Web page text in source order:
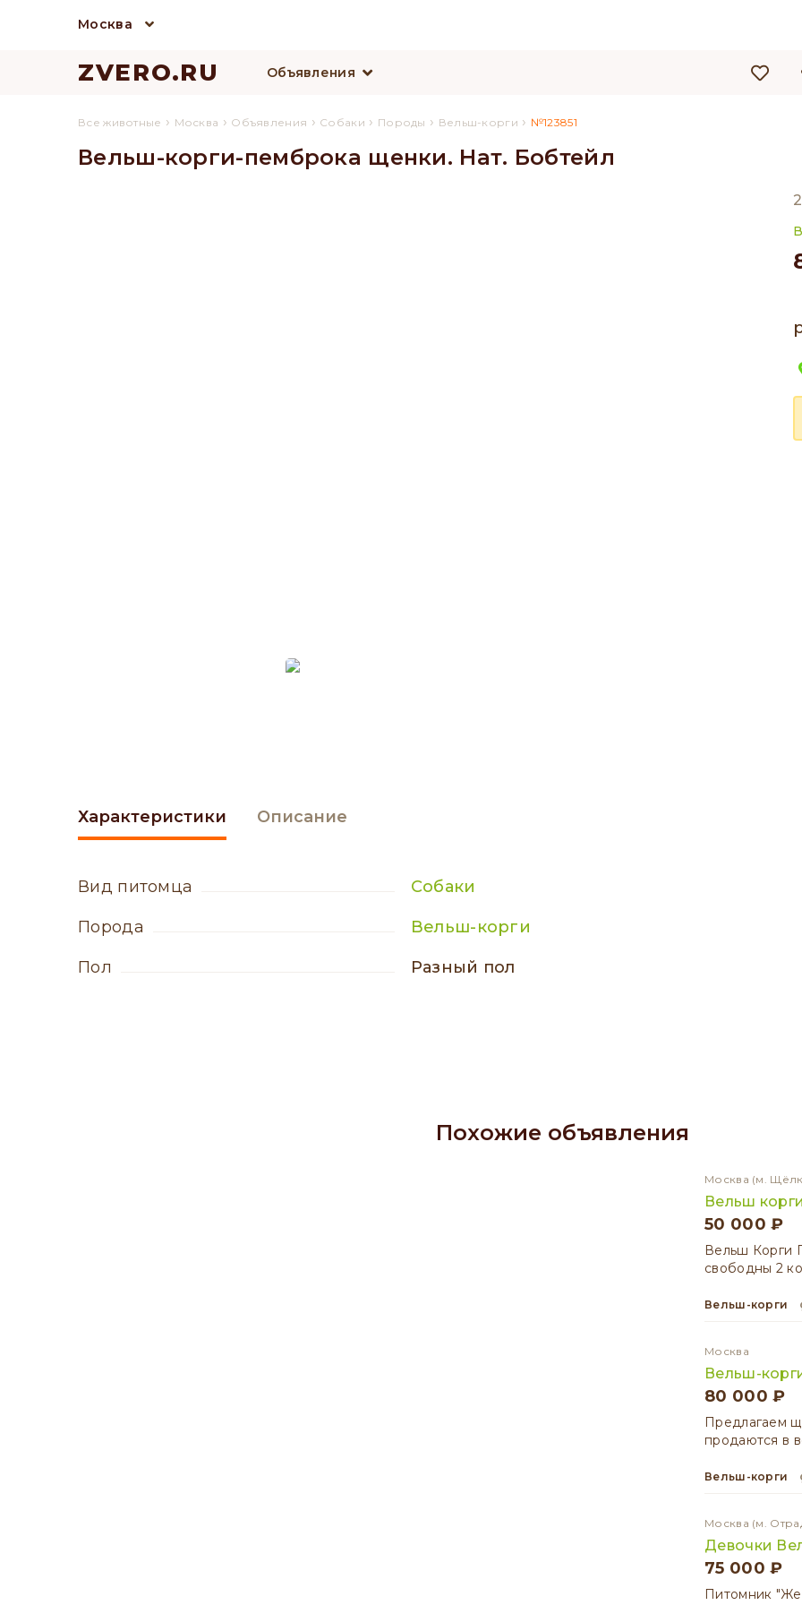
Москва
ZVERO.RU Объявления
Все животные › Москва › Объявления › Собаки › Породы › Вельш-корги › №123851
Вельш-корги-пемброка щенки. Нат. Бобтейл
Характеристики
вид питомца Собаки
порода Вельш-корги
пол разный пол
Описание
Похожие объявления
Москва (м.
Вельш
50 000 ₽
Вельш Корги
свободны 2
Вельш-корги
Москва
Вельш-
80 000 ₽
Предлагаем
продаются в
Вельш-корги
Москва (м.
Девочки
75 000 ₽
Питомник